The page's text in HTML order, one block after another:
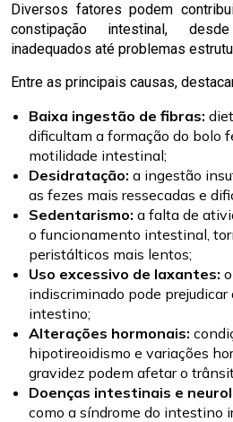
Diversos fatores podem
constipação intestinal,
inadequados até problemas
Entre as principais causas,
Baixa ingestão de fibras:
dificultam a formação do bolo
motilidade intestinal;
Desidratação: a ingestão
as fezes mais ressecadas e
Sedentarismo: a falta de
o funcionamento intestinal,
peristálticos mais lentos;
Uso excessivo de laxantes:
indiscriminado pode
intestino;
Alterações hormonais:
hipotireoidismo e variações
gravidez podem afetar o
Doenças intestinais e
como a síndrome do intestino